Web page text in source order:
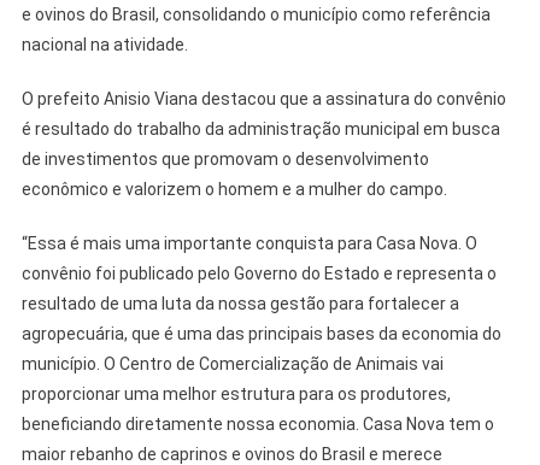
e ovinos do Brasil, consolidando o município como referência
nacional na atividade.
O prefeito Anisio Viana destacou que a assinatura do convênio
é resultado do trabalho da administração municipal em busca
de investimentos que promovam o desenvolvimento
econômico e valorizem o homem e a mulher do campo.
“Essa é mais uma importante conquista para Casa Nova. O
convênio foi publicado pelo Governo do Estado e representa o
resultado de uma luta da nossa gestão para fortalecer a
agropecuária, que é uma das principais bases da economia do
município. O Centro de Comercialização de Animais vai
proporcionar uma melhor estrutura para os produtores,
beneficiando diretamente nossa economia. Casa Nova tem o
maior rebanho de caprinos e ovinos do Brasil e merece